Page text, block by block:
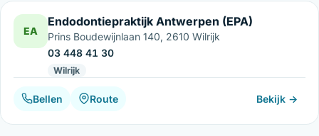
EA
Endodontiepraktijk Antwerpen (EPA)
Prins Boudewijnlaan 140, 2610 Wilrijk
03 448 41 30
Wilrijk
Bellen Route Bekijk →